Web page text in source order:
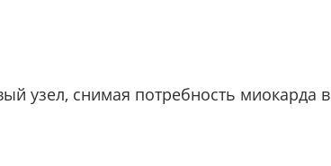
узел, снимая потребность миокарда в